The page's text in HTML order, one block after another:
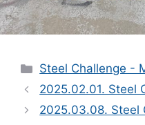
Kategória
Steel Challenge -
2025.02.01. Steel
2025.03.08. Steel